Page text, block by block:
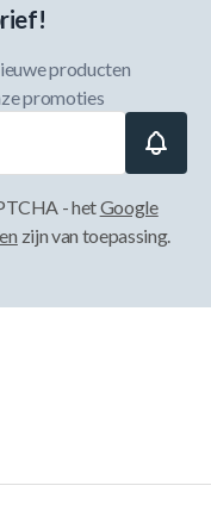
producten
promoties
- hetGoogle
zijn van toepassing.